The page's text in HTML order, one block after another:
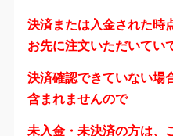
決済または入金された時
お先に注文いただいてい
決済確認できていない場
含まれませんので
未入金・未決済の方は、